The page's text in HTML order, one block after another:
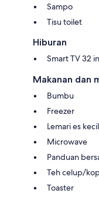
Sampo
Tisu toilet
Hiburan
Smart TV 32
Makanan dan
Bumbu
Freezer
Lemari es kecil
Microwave
Panduan
Teh celup/
Toaster